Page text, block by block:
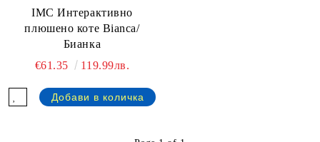
IMC Интерактивно
плюшено коте Bianca/
Бианка
€61.35
119.99лв.